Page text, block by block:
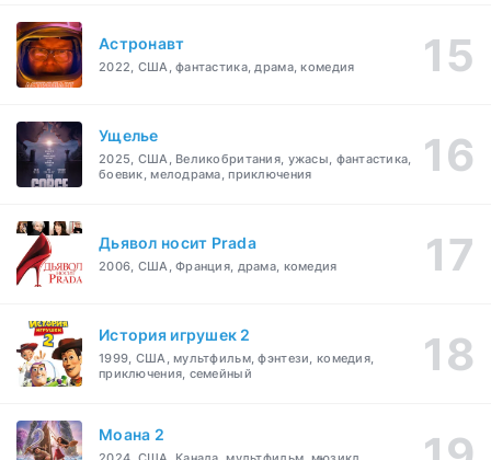
Астронавт
2022, США, фантастика, драма, комедия
Ущелье
2025, США, Великобритания, ужасы, фантастика,
боевик, мелодрама, приключения
Дьявол носит Prada
2006, США, Франция, драма, комедия
История игрушек 2
1999, США, мультфильм, фэнтези, комедия,
приключения, семейный
Моана 2